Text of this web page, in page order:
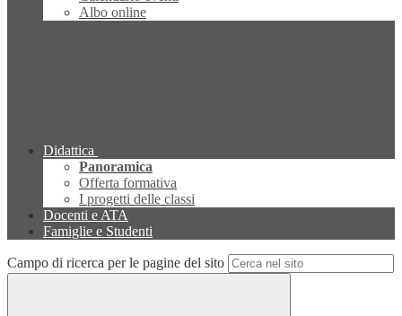
Albo online
Didattica
Panoramica
Offerta formativa
I progetti delle classi
Docenti e ATA
Famiglie e Studenti
Campo di ricerca per le pagine del sito